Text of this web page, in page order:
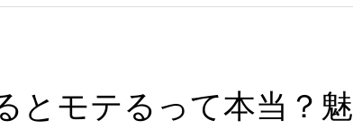
とモテるって本当？魅